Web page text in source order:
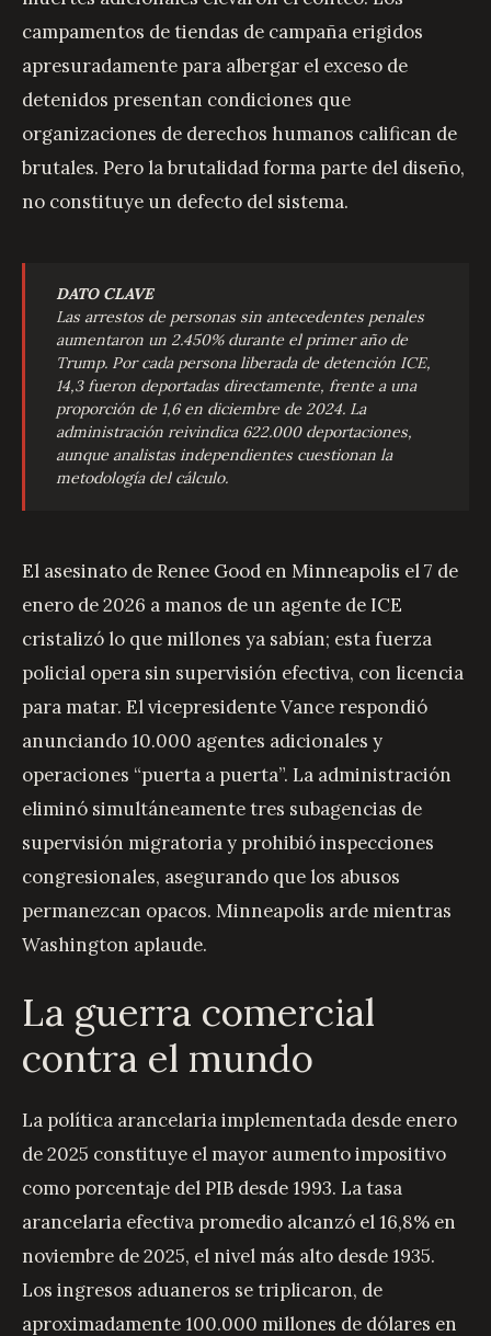
campamentos de tiendas de campaña erigidos
apresuradamente para albergar el exceso de
detenidos presentan condiciones que
organizaciones de derechos humanos califican de
brutales. Pero la brutalidad forma parte del diseño,
no constituye un defecto del sistema.
DATO CLAVE
Las arrestos de personas sin antecedentes penales
aumentaron un 2.450% durante el primer año de
Trump. Por cada persona liberada de detención ICE,
14,3 fueron deportadas directamente, frente a una
proporción de 1,6 en diciembre de 2024. La
administración reivindica 622.000 deportaciones,
aunque analistas independientes cuestionan la
metodología del cálculo.
El asesinato de Renee Good en Minneapolis el 7 de
enero de 2026 a manos de un agente de ICE
cristalizó lo que millones ya sabían; esta fuerza
policial opera sin supervisión efectiva, con licencia
para matar. El vicepresidente Vance respondió
anunciando 10.000 agentes adicionales y
operaciones “puerta a puerta”. La administración
eliminó simultáneamente tres subagencias de
supervisión migratoria y prohibió inspecciones
congresionales, asegurando que los abusos
permanezcan opacos. Minneapolis arde mientras
Washington aplaude.
La guerra comercial
contra el mundo
La política arancelaria implementada desde enero
de 2025 constituye el mayor aumento impositivo
como porcentaje del PIB desde 1993. La tasa
arancelaria efectiva promedio alcanzó el 16,8% en
noviembre de 2025, el nivel más alto desde 1935.
Los ingresos aduaneros se triplicaron, de
aproximadamente 100.000 millones de dólares en